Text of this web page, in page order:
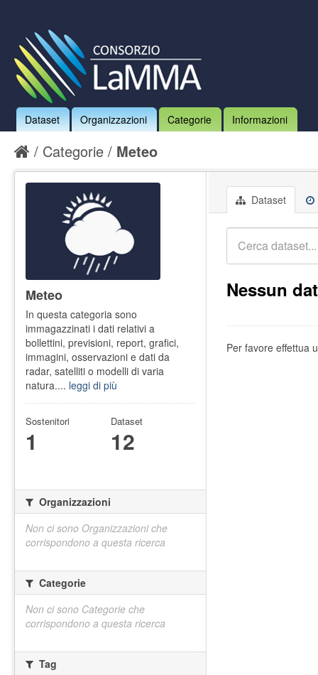
Dataset Organizzazioni Categorie Informazioni
Categorie Meteo
Dataset
Nessun
Per favore effettua
Meteo
In questa categoria sono
immagazzinati i dati relativi a
bollettini, previsioni, report, grafici,
immagini, osservazioni e dati da
radar, satelliti o modelli di varia
natura.... leggi di più
Sostenitori
1
Dataset
12
Organizzazioni
Non ci sono Organizzazioni che
corrispondono a questa ricerca
Categorie
Non ci sono Categorie che
corrispondono a questa ricerca
Tag